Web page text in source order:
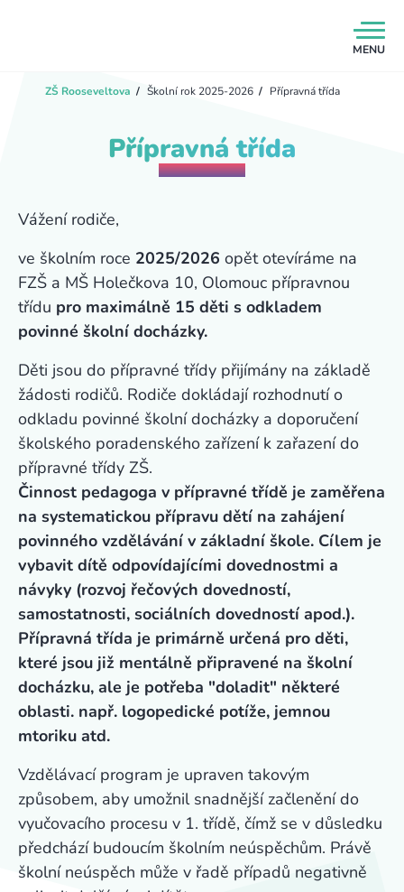
MENU
ZŠ Rooseveltova / Školní rok 2025-2026 / Přípravná třída
Přípravná třída
Vážení rodiče,
ve školním roce 2025/2026 opět otevíráme na
FZŠ a MŠ Holečkova 10, Olomouc přípravnou
třídu pro maximálně 15 děti s odkladem
povinné školní docházky.
Děti jsou do přípravné třídy přijímány na základě
žádosti rodičů. Rodiče dokládají rozhodnutí o
odkladu povinné školní docházky a doporučení
školského poradenského zařízení k zařazení do
přípravné třídy ZŠ.
Činnost pedagoga v přípravné třídě je zaměřena
na systematickou přípravu dětí na zahájení
povinného vzdělávání v základní škole. Cílem je
vybavit dítě odpovídajícími dovednostmi a
návyky (rozvoj řečových dovedností,
samostatnosti, sociálních dovedností apod.).
Přípravná třída je primárně určená pro děti,
které jsou již mentálně připravené na školní
docházku, ale je potřeba "doladit" některé
oblasti. např. logopedické potíže, jemnou
mtoriku atd.
Vzdělávací program je upraven takovým
způsobem, aby umožnil snadnější začlenění do
vyučovacího procesu v 1. třídě, čímž se v důsledku
předchází budoucím školním neúspěchům. Právě
školní neúspěch může v řadě případů negativně